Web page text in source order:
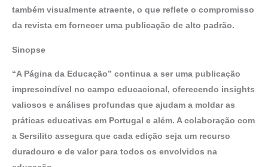
também visualmente atraente, o que reflete o compromisso
da revista em fornecer uma publicação de alto padrão.
Sinopse
“A Página da Educação” continua a ser uma publicação
imprescindível no campo educacional, oferecendo insights
valiosos e análises profundas que ajudam a moldar as
práticas educativas em Portugal e além. A colaboração com
a Sersilito assegura que cada edição seja um recurso
duradouro e de valor para todos os envolvidos na